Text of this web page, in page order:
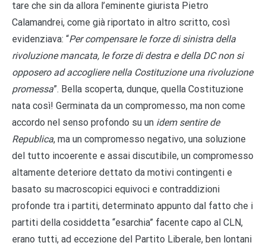
tare che sin da allora l’eminente giurista Pietro
Calamandrei, come già riportato in altro scritto, così
evidenziava: “Per compensare le forze di sinistra della
rivoluzione mancata, le forze di destra e della DC non si
opposero ad accogliere nella Costituzione una rivoluzione
promessa”. Bella scoperta, dunque, quella Costituzione
nata così! Germinata da un compromesso, ma non come
accordo nel senso profondo su un idem sentire de
Republica, ma un compromesso negativo, una soluzione
del tutto incoerente e assai discutibile, un compromesso
altamente deteriore dettato da motivi contingenti e
basato su macroscopici equivoci e contraddizioni
profonde tra i partiti, determinato appunto dal fatto che i
partiti della cosiddetta “esarchia” facente capo al CLN,
erano tutti, ad eccezione del Partito Liberale, ben lontani